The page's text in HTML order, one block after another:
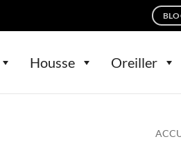
Housse Oreiller